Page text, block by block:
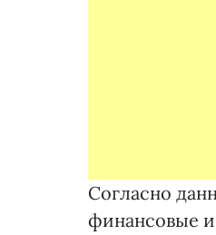
Согласно
финансовые